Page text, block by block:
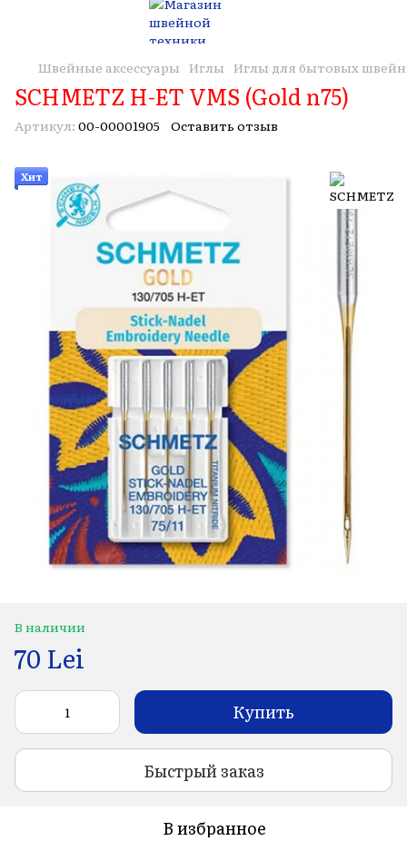
Швейные аксессуары Иглы Иглы для бытовых
SCHMETZ H-ET VMS (Gold n75)
Артикул: 00-00001905 Оставить отзыв
Хит
В наличии
70 Lei
Купить
Быстрый заказ
В избранное